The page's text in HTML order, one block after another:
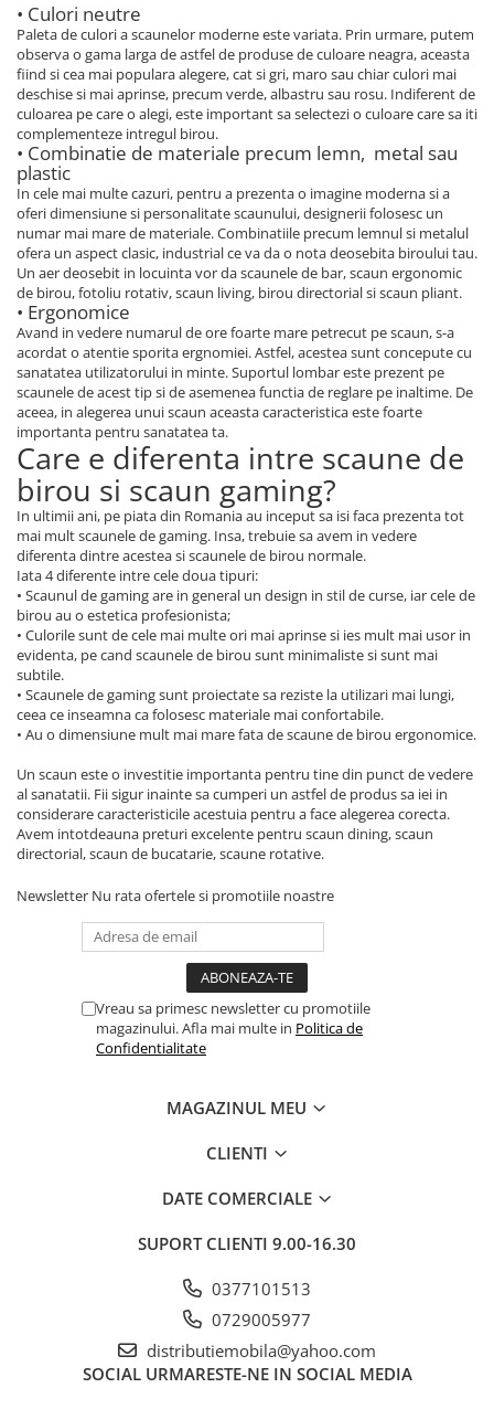
• Culori neutre
Paleta de culori a scaunelor moderne este variata. Prin urmare, putem
observa o gama larga de astfel de produse de culoare neagra, aceasta
fiind si cea mai populara alegere, cat si gri, maro sau chiar culori mai
deschise si mai aprinse, precum verde, albastru sau rosu. Indiferent de
culoarea pe care o alegi, este important sa selectezi o culoare care sa iti
complementeze intregul birou.
• Combinatie de materiale precum lemn, metal sau
plastic
In cele mai multe cazuri, pentru a prezenta o imagine moderna si a
oferi dimensiune si personalitate scaunului, designerii folosesc un
numar mai mare de materiale. Combinatiile precum lemnul si metalul
ofera un aspect clasic, industrial ce va da o nota deosebita biroului tau.
Un aer deosebit in locuinta vor da scaunele de bar, scaun ergonomic
de birou, fotoliu rotativ, scaun living, birou directorial si scaun pliant.
• Ergonomice
Avand in vedere numarul de ore foarte mare petrecut pe scaun, s-a
acordat o atentie sporita ergnomiei. Astfel, acestea sunt concepute cu
sanatatea utilizatorului in minte. Suportul lombar este prezent pe
scaunele de acest tip si de asemenea functia de reglare pe inaltime. De
aceea, in alegerea unui scaun aceasta caracteristica este foarte
importanta pentru sanatatea ta.
Care e diferenta intre scaune de
birou si scaun gaming?
In ultimii ani, pe piata din Romania au inceput sa isi faca prezenta tot
mai mult scaunele de gaming. Insa, trebuie sa avem in vedere
diferenta dintre acestea si scaunele de birou normale.
Iata 4 diferente intre cele doua tipuri:
• Scaunul de gaming are in general un design in stil de curse, iar cele de
birou au o estetica profesionista;
• Culorile sunt de cele mai multe ori mai aprinse si ies mult mai usor in
evidenta, pe cand scaunele de birou sunt minimaliste si sunt mai
subtile.
• Scaunele de gaming sunt proiectate sa reziste la utilizari mai lungi,
ceea ce inseamna ca folosesc materiale mai confortabile.
• Au o dimensiune mult mai mare fata de scaune de birou ergonomice.
Un scaun este o investitie importanta pentru tine din punct de vedere
al sanatatii. Fii sigur inainte sa cumperi un astfel de produs sa iei in
considerare caracteristicile acestuia pentru a face alegerea corecta.
Avem intotdeauna preturi excelente pentru scaun dining, scaun
directorial, scaun de bucatarie, scaune rotative.
Newsletter Nu rata ofertele si promotiile noastre
Vreau sa primesc newsletter cu promotiile
magazinului. Afla mai multe in Politica de
Confidentialitate
MAGAZINUL MEU
CLIENTI
DATE COMERCIALE
SUPORT CLIENTI 9.00-16.30
0377101513
0729005977
distributiemobila@yahoo.com
SOCIAL URMARESTE-NE IN SOCIAL MEDIA